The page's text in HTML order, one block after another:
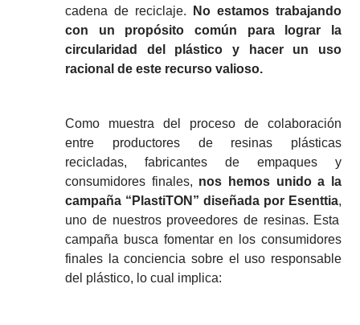
cadena de reciclaje.
No estamos trabajando
con un propósito común para lograr la
circularidad del plástico y hacer un uso
racional de este recurso valioso.
Como muestra del proceso de colaboración
entre productores de resinas plásticas
recicladas, fabricantes de empaques y
consumidores finales, nos hemos unido a la
campaña “ PlastiTON ” diseñada por Esenttia,
uno de nuestros proveedores de resinas. Esta
campaña busca fomentar en los consumidores
finales la conciencia sobre el uso responsable
del plástico, lo cual implica: